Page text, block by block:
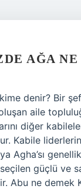
AĞA
denir? Bir
oluşan aile
diğer
Kabile
Agha’sı
güçlü ve
Abu ne demek